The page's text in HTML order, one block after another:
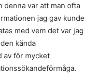
denna var att man ofta
jag gav kunde
med vem det var jag
kända
av för mycket